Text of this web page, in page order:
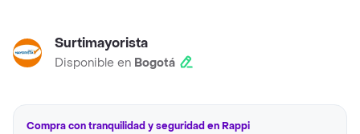
Surtimayorista
Disponible en Bogotá
Compra con tranquilidad y seguridad en Rappi